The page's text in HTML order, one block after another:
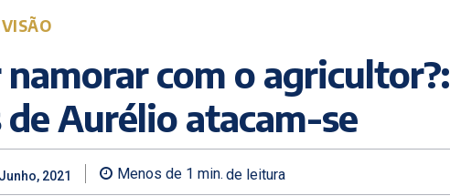
com o agricultor?:
de Aurélio atacam-se
2021 Menos de 1 min. de leitura